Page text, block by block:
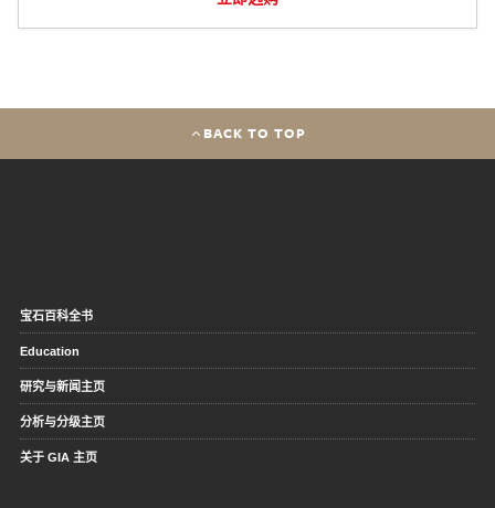
BACK TO TOP
宝石百科全书
Education
研究与新闻主页
分析与分级主页
关于 GIA 主页